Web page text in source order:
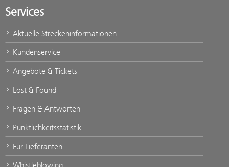
Services
Aktuelle Streckeninformationen
Kundenservice
Angebote & Tickets
Lost & Found
Fragen & Antworten
Pünktlichkeitsstatistik
Für Lieferanten